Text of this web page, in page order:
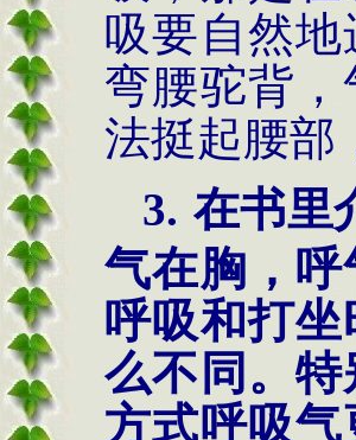
吸要自然
弯腰驼背
法挺起腰部
3. 在书里
气在胸，
呼吸和打
么不同。
方式呼吸